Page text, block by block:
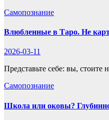
Самопознание
Влюбленные в Таро. Не
2026-03-11
Представьте себе: вы,
Самопознание
Школа или оковы?